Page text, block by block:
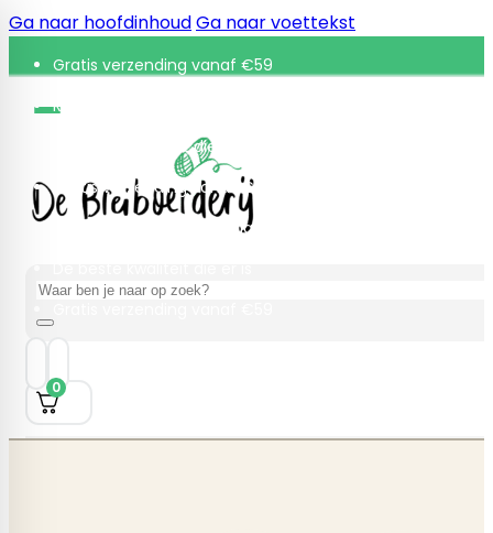
Ga naar hoofdinhoudGa naar voettekst
Gratis verzending vanaf €59
Retourneren binnen 30 dagen
De beste kwaliteit die er is
Gratis verzending vanaf €59
Retourneren binnen 30 dagen
Zoeken
0